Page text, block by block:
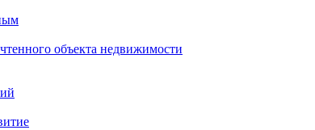
объекта недвижимости